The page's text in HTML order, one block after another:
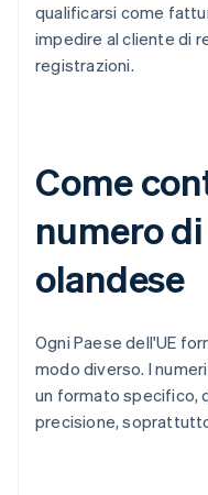
qualificarsi come
impedire al cliente di
registrazioni.
Come
numero
olandese
Ogni Paese dell'UE
modo diverso. I
un formato specifico,
precisione,